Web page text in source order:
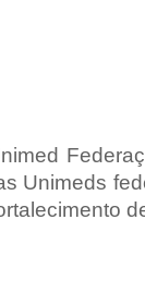
Unimeds